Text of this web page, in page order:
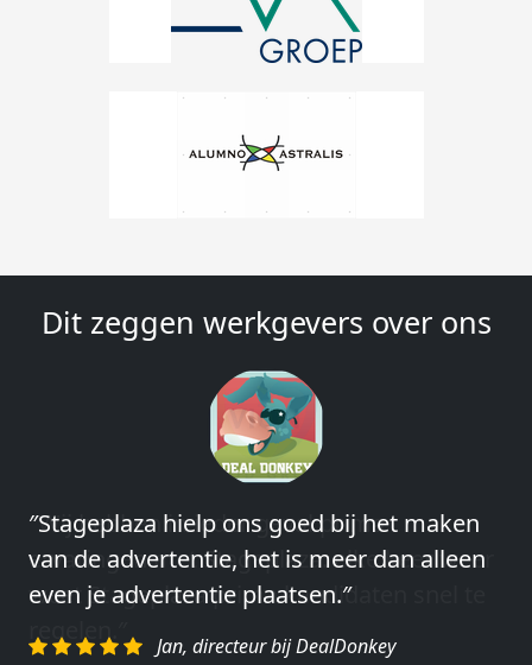
Dit zeggen werkgevers over ons
″Wij hebben in ieder geval prima
ervaringen met Stageplaza: elke keer weer
weet Stageplaza prima kandidaten snel te
regelen.″